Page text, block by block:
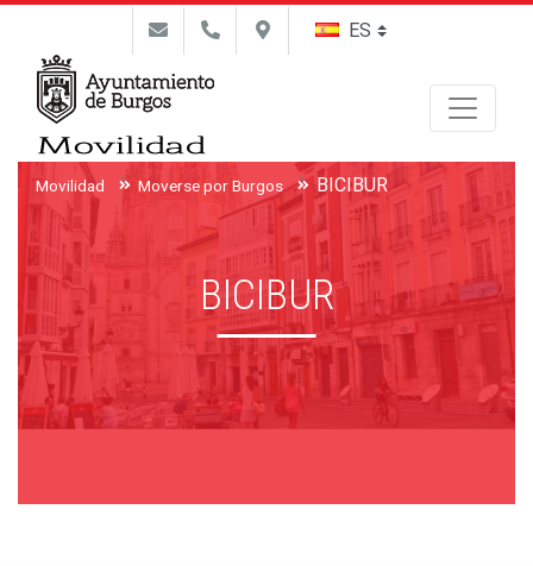
Movilidad Moverse por Burgos BICIBUR
BICIBUR